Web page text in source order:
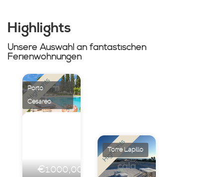
Highlights
Unsere Auswahl an fantastischen
Ferienwohnungen
Highlights
Porto
Cesareo
€1.000,00
Highlights
Torre Lapillo